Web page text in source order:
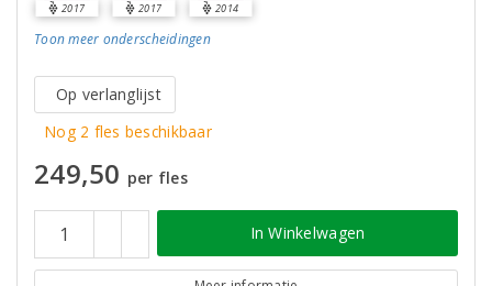
2017 2017 2014
Toon meer onderscheidingen
Op verlanglijst
Nog 2 fles beschikbaar
249,50 per fles
In Winkelwagen